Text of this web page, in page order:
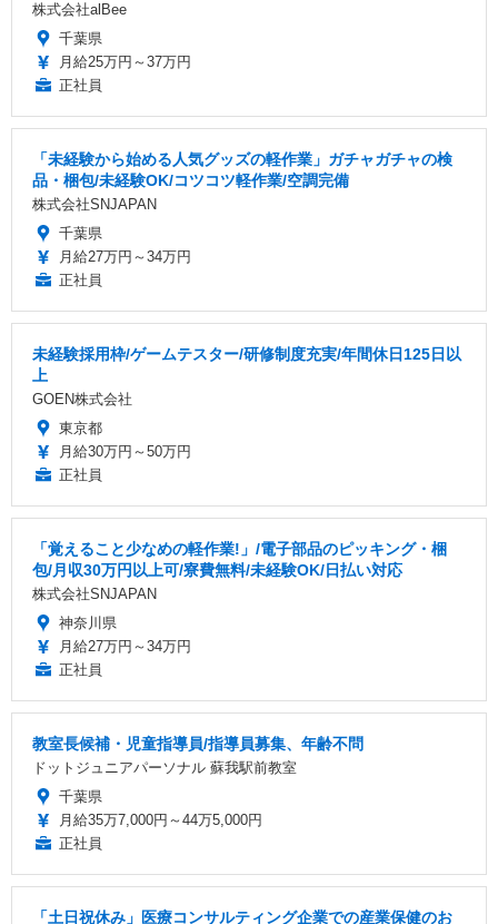
株式会社alBee
千葉県
月給25万円～37万円
正社員
「未経験から始める人気グッズの軽作業」ガチャガチャの検
品・梱包/未経験OK/コツコツ軽作業/空調完備
株式会社SNJAPAN
千葉県
月給27万円～34万円
正社員
未経験採用枠/ゲームテスター/研修制度充実/年間休日125日以
上
GOEN株式会社
東京都
月給30万円～50万円
正社員
「覚えること少なめの軽作業!」/電子部品のピッキング・梱
包/月収30万円以上可/寮費無料/未経験OK/日払い対応
株式会社SNJAPAN
神奈川県
月給27万円～34万円
正社員
教室長候補・児童指導員/指導員募集、年齢不問
ドットジュニアパーソナル 蘇我駅前教室
千葉県
月給35万7,000円～44万5,000円
正社員
「土日祝休み」医療コンサルティング企業での産業保健のお